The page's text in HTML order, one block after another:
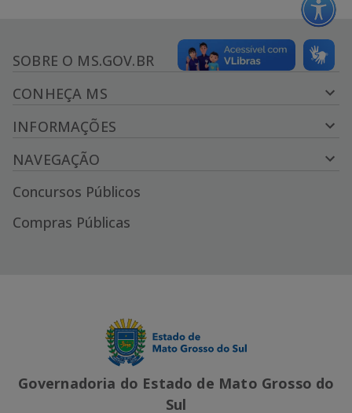
SOBRE O MS.GOV.BR
CONHEÇA MS
INFORMAÇÕES
NAVEGAÇÃO
Concursos Públicos
Compras Públicas
Governadoria do Estado de Mato Grosso do
Sul